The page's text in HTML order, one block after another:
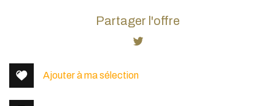
Partager l'offre
Ajouter à ma sélection